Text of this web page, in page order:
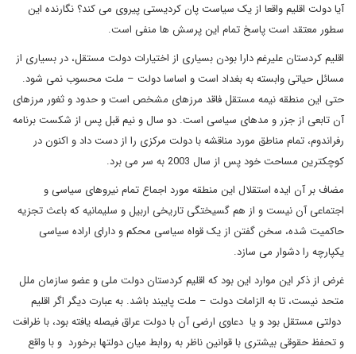
آیا دولت اقلیم واقعا از یک سیاست پان کردیستی پیروی می کند؟ نگارنده این
سطور معتقد است پاسخ تمام این پرسش ها منفی است.
اقلیم کردستان علیرغم دارا بودن بسیاری از اختیارات دولت مستقل، در بسیاری از
مسائل حیاتی وابسته به بغداد است و اساسا دولت – ملت محسوب نمی شود.
حتی این منطقه نیمه مستقل فاقد مرزهای مشخص است و حدود و ثغور مرزهای
آن تابعی از جزر و مدهای سیاسی است. دو سال و نیم قبل پس از شکست برنامه
رفراندوم، تمام مناطق مورد مناقشه با دولت مرکزی را از دست داد و اکنون در
کوچکترین مساحت خود پس از سال 2003 به سر می برد.
مضاف بر آن ایده استقلال این منطقه مورد اجماع تمام نیروهای سیاسی و
اجتماعی آن نیست و از هم گسیختگی تاریخی اربیل و سلیمانیه که باعث تجزیه
حاکمیت شده، سخن گفتن از یک قواه سیاسی محکم و دارای اراده سیاسی
یکپارچه را دشوار می سازد.
غرض از ذکر این موارد این بود که اقلیم کردستان دولت ملی و عضو سازمان ملل
متحد نیست، تا به الزامات دولت – ملت پایبند باشد. به عبارت دیگر اگر اقلیم
دولتی مستقل بود و یا دعاوی ارضی آن با دولت عراق فیصله یافته بود، با ظرافت
و تحفظ حقوقی بیشتری با قوانین ناظر به روابط میان دولتها برخورد و با واقع